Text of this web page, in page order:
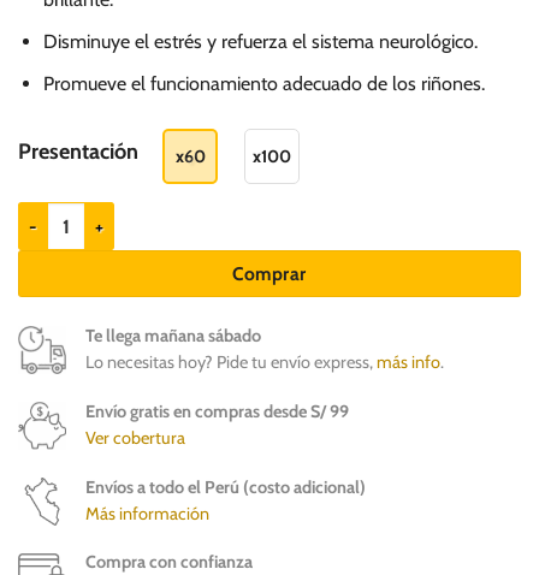
Disminuye el estrés y refuerza el sistema neurológico.
Promueve el funcionamiento adecuado de los riñones.
Presentación x60 x100
Cani-Tabs Suplemento Omega3 EPA y DHA Perros med y gr cantidad
Comprar
Te llega mañana sábado
Lo necesitas hoy? Pide tu envío express,más info.
Envío gratis en compras desde S/ 99
Ver cobertura
Envíos a todo el Perú (costo adicional)
Más información
Compra con confianza